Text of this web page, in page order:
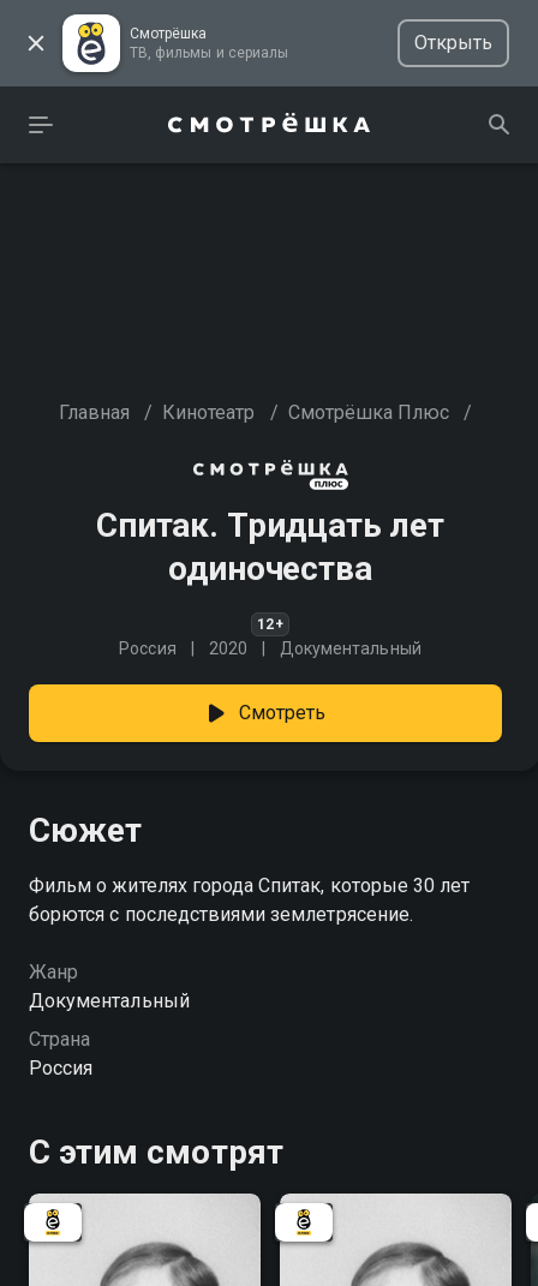
Смотрёшка
ТВ, фильмы и сериалы
Открыть
Главная / Кинотеатр / Смотрёшка Плюс /
Спитак. Тридцать лет
одиночества
12+
Россия 2020 Документальный
Смотреть
Сюжет
Фильм о жителях города Спитак, которые 30 лет
борются с последствиями землетрясение.
Жанр
Документальный
Страна
Россия
С этим смотрят